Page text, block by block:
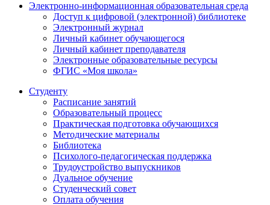
Электронно-информационная образовательная среда
Доступ к цифровой (электронной) библиотеке
Электронный журнал
Личный кабинет обучающегося
Личный кабинет преподавателя
Электронные образовательные ресурсы
ФГИС «Моя школа»
Студенту
Расписание занятий
Образовательный процесс
Практическая подготовка обучающихся
Методические материалы
Библиотека
Психолого-педагогическая поддержка
Трудоустройство выпускников
Дуальное обучение
Студенческий совет
Оплата обучения